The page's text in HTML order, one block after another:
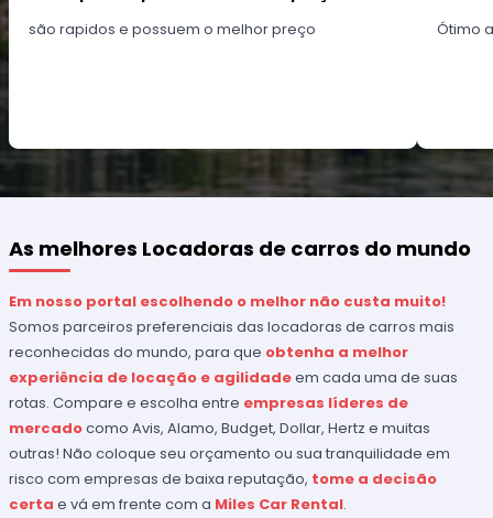
são rapidos e possuem o melhor preço
Ótimo
As melhores Locadoras de carros do mundo
Em nosso portal escolhendo o melhor não custa muito!
Somos parceiros preferenciais das locadoras de carros mais
reconhecidas do mundo, para que obtenha a melhor
experiência de locação e agilidadeem cada uma de suas
rotas. Compare e escolha entre empresas líderes de
mercadocomo Avis, Alamo, Budget, Dollar, Hertz e muitas
outras! Não coloque seu orçamento ou sua tranquilidade em
risco com empresas de baixa reputação, tome a decisão
certa e vá em frente com a Miles Car Rental.